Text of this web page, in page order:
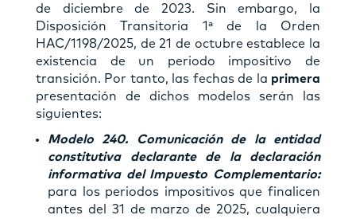
de diciembre de 2023. Sin embargo, la
Disposición Transitoria 1ª de la Orden
HAC/1198/2025, de 21 de octubre establece la
existencia de un periodo impositivo de
transición. Por tanto, las fechas de la primera
presentación de dichos modelos serán las
siguientes:
Modelo 240. Comunicación de la entidad
constitutiva declarante de la declaración
informativa del Impuesto Complementario:
para los periodos impositivos que finalicen
antes del 31 de marzo de 2025, cualquiera